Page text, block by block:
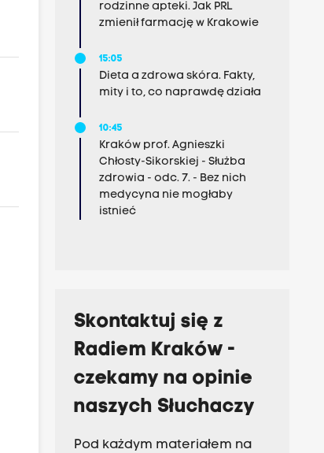
rodzinne apteki. Jak PRL
zmienił farmację w Krakowie
15:05
Dieta a zdrowa skóra. Fakty,
mity i to, co naprawdę działa
10:45
Kraków prof. Agnieszki
Chłosty-Sikorskiej - Służba
zdrowia - odc. 7. - Bez nich
medycyna nie mogłaby
istnieć
Skontaktuj się z
Radiem Kraków -
czekamy na opinie
naszych Słuchaczy
Pod każdym materiałem na